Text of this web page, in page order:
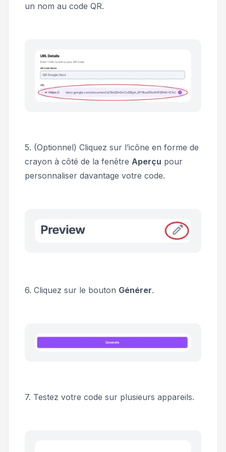
un nom au code QR.
5. (Optionnel) Cliquez sur l’icône en forme de
crayon à côté de la fenêtre Aperçu pour
personnaliser davantage votre code.
6. Cliquez sur le bouton Générer.
7. Testez votre code sur plusieurs appareils.